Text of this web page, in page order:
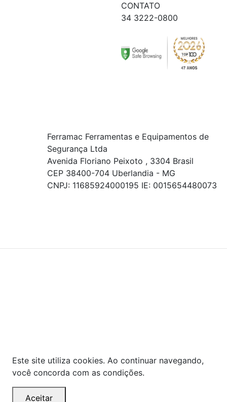
CONTATO
34 3222-0800
Ferramac Ferramentas e Equipamentos de
Segurança Ltda
Avenida Floriano Peixoto , 3304 Brasil
CEP 38400-704 Uberlandia - MG
CNPJ: 11685924000195 IE: 0015654480073
Este site utiliza cookies. Ao continuar navegando,
você concorda com as condições.
Aceitar